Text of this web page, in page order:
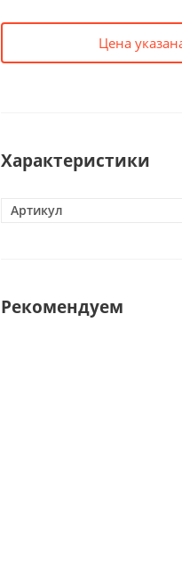
Цена
Характеристики
Артикул
Рекомендуем